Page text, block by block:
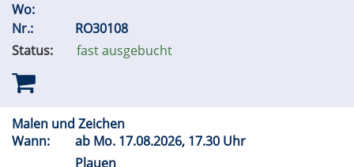
Wo:
Nr.:
RO30108
Status:
fast ausgebucht
Malen und Zeichen
Wann:
ab Mo. 17.08.2026, 17.30 Uhr
Plauen